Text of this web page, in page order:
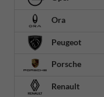
Ora
Peugeot
Porsche
Renault